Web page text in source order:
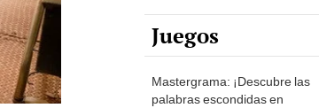
Juegos
Mastergrama: ¡Descubre las
palabras escondidas en